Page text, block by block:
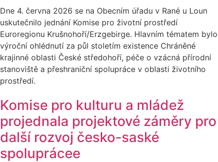
Dne 4. června 2026 se na Obecním úřadu v Rané u Loun
uskutečnilo jednání Komise pro životní prostředí
Euroregionu Krušnohoří/Erzgebirge. Hlavním tématem bylo
výroční ohlédnutí za půl stoletím existence Chráněné
krajinné oblasti České středohoří, péče o vzácná přírodní
stanoviště a přeshraniční spolupráce v oblasti životního
prostředí.
Komise pro kulturu a mládež
projednala projektové záměry pro
další rozvoj česko-saské
spoluprácee